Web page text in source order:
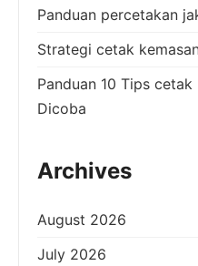
Panduan percetakan
Strategi cetak
Panduan 10 Tips
Dicoba
Archives
August 2026
July 2026